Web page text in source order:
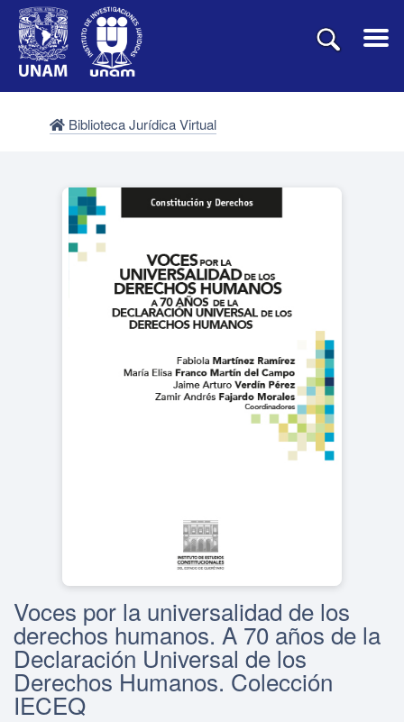
Biblioteca Jurídica Virtual
Voces por la universalidad de los
derechos humanos. A 70 años de la
Declaración Universal de los
Derechos Humanos. Colección
IECEQ